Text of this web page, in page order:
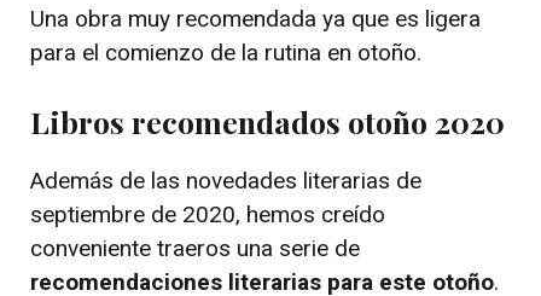
Una obra muy recomendada ya que es ligera
para el comienzo de la rutina en otoño.
Libros recomendados otoño 2020
Además de las novedades literarias de
septiembre de 2020, hemos creído
conveniente traeros una serie de
recomendaciones literarias para este otoño.